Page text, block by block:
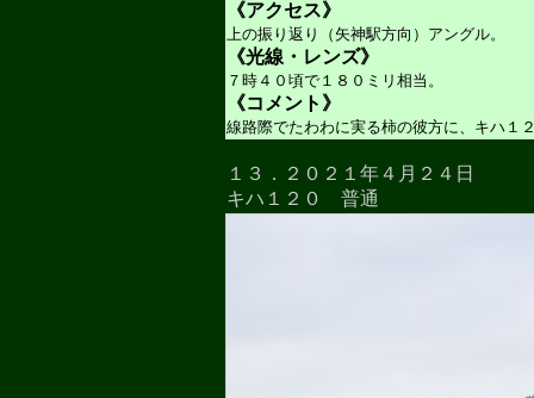
《アクセス》
上の振り返り（矢神駅方向）アングル。
《光線・レンズ》
７時４０頃で１８０ミリ相当。
《コメント》
線路際でたわわに実る柿の彼方に、キハ１
１３．２０２１年４月２４日
キハ１２０ 普通